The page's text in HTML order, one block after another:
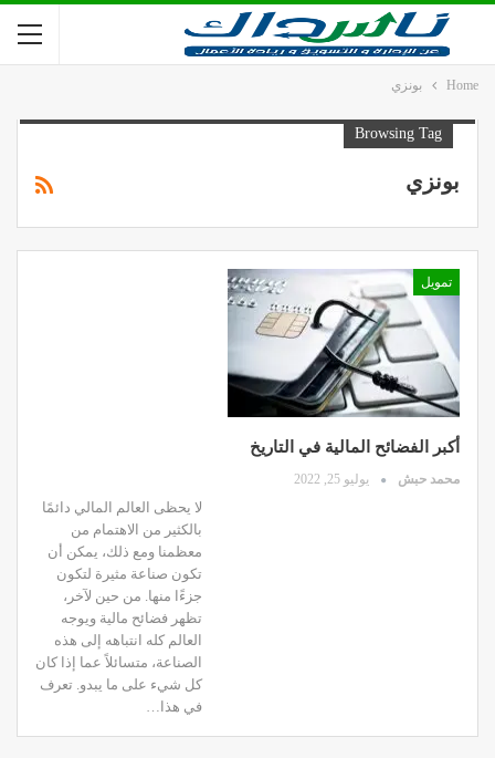
Home بونزي
Browsing Tag
بونزي
تمويل
أكبر الفضائح المالية في التاريخ
محمد حبش يوليو 25, 2022
لا يحظى العالم المالي دائمًا
بالكثير من الاهتمام من
معظمنا ومع ذلك، يمكن أن
تكون صناعة مثيرة لتكون
جزءًا منها. من حين لآخر،
تظهر فضائح مالية ويوجه
العالم كله انتباهه إلى هذه
الصناعة، متسائلاً عما إذا كان
كل شيء على ما يبدو. تعرف
في هذا…